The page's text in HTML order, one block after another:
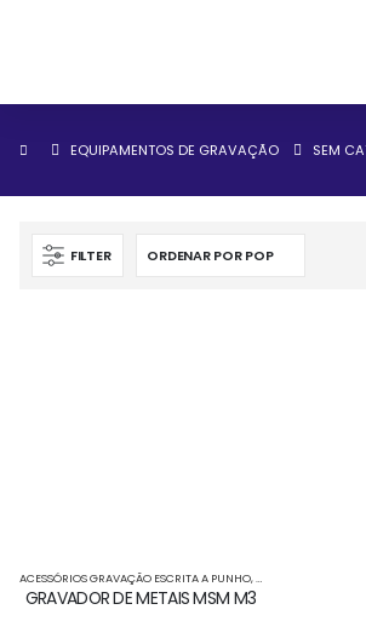
EQUIPAMENTOS DE GRAVAÇÃO SEM
FILTER
ACESSÓRIOS GRAVAÇÃO ESCRITA A PUNHO,GRAVAÇÃO
GRAVADOR DE METAIS MSM M3